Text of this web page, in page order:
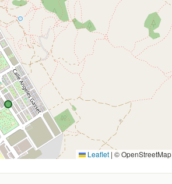
Leaflet | © OpenStreetMap